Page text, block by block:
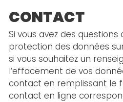
CONTACT
Si vous avez des
protection des données
si vous souhaitez un
l’effacement de vos
contact en remplissant le
contact en ligne